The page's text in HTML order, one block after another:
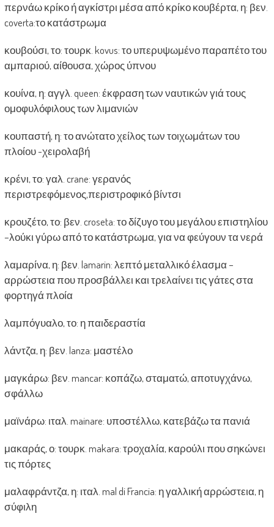
περνάω κρίκο ή αγκίστρι μέσα από κρίκο κουβέρτα, η: βεν.
coverta:το κατάστρωμα
κουβούσι, το: τουρκ. kovus: το υπερυψωμένο παραπέτο του
αμπαριού, αίθουσα, χώρος ύπνου
κουίνα, η: αγγλ. queen: έκφραση των ναυτικών γιά τους
ομοφυλόφιλους των λιμανιών
κουπαστή, η: το ανώτατο χείλος των τοιχωμάτων του
πλοίου -χειρολαβή
κρένι, το: γαλ. crane: γερανός
περιστρεφόμενος,περιστροφικό βίντσι
κρουζέτο, το: βεν. croseta: το δίζυγο του μεγάλου επιστηλίου
–λούκι γύρω από το κατάστρωμα, για να φεύγουν τα νερά
λαμαρίνα, η: βεν. lamarin: λεπτό μεταλλικό έλασμα –
αρρώστεια που προσβάλλει και τρελαίνει τις γάτες στα
φορτηγά πλοία
λαμπόγυαλο, το: η παιδεραστία
λάντζα, η: βεν. lanza: μαστέλο
μαγκάρω: βεν. mancar: κοπάζω, σταματώ, αποτυγχάνω,
σφάλλω
μαϊνάρω: ιταλ. mainare: υποστέλλω, κατεβάζω τα πανιά
μακαράς, ο: τουρκ. makara: τροχαλία, καρούλι που σηκώνει
τις πόρτες
μαλαφράντζα, η: ιταλ. mal di Francia: η γαλλική αρρώστεια, η
σύφιλη